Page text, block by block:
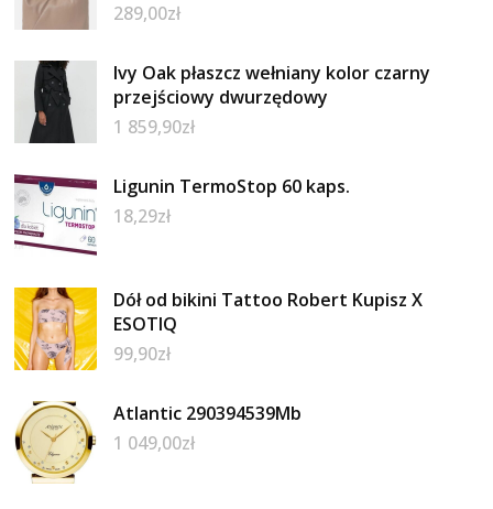
289,00zł
Ivy Oak płaszcz wełniany kolor czarny
przejściowy dwurzędowy
1 859,90zł
Ligunin TermoStop 60 kaps.
18,29zł
Dół od bikini Tattoo Robert Kupisz X
ESOTIQ
99,90zł
Atlantic 290394539Mb
1 049,00zł